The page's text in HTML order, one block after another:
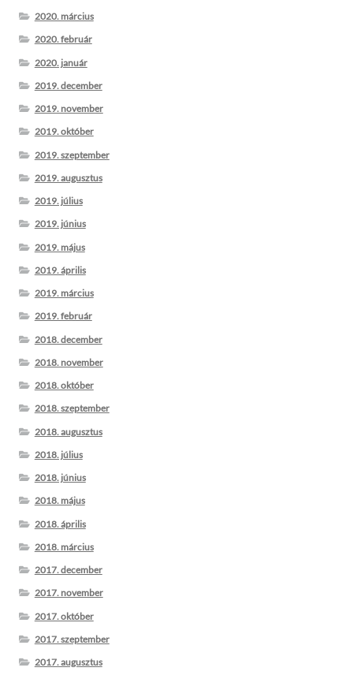
2020. március
2020. február
2020. január
2019. december
2019. november
2019. október
2019. szeptember
2019. augusztus
2019. július
2019. június
2019. május
2019. április
2019. március
2019. február
2018. december
2018. november
2018. október
2018. szeptember
2018. augusztus
2018. július
2018. június
2018. május
2018. április
2018. március
2017. december
2017. november
2017. október
2017. szeptember
2017. augusztus